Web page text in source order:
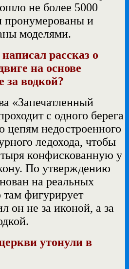
не более 5000
пронумерованы и
моделями.
рассказ о
на основе
за водкой?
«Запечатленный
с одного берега
цепям недостроенного
ледохода, чтобы
конфискованную у
По утверждению
на реальных
там фигурирует
он не за иконой, а за
утонули в